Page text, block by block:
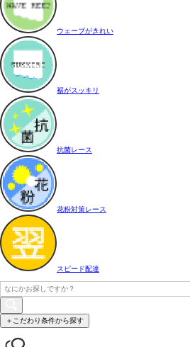
ウェーブがきれい
裾がスッキリ
抗菌レース
花粉対策レース
スピード配達
＋こだわり条件から探す